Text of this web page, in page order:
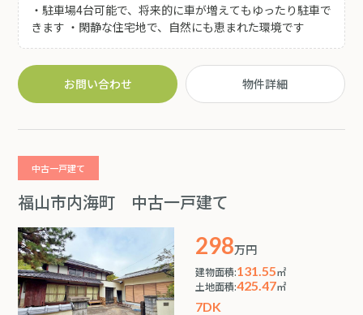
・駐車場4台可能で、将来的に車が増えてもゆったり駐車で
きます ・閑静な住宅地で、自然にも恵まれた環境です
お問い合わせ 物件詳細
中古一戸建て
福山市内海町 中古一戸建て
298万円
建物面積:131.55㎡
土地面積:425.47㎡
7DK